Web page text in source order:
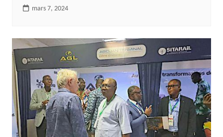
mars 7, 2024